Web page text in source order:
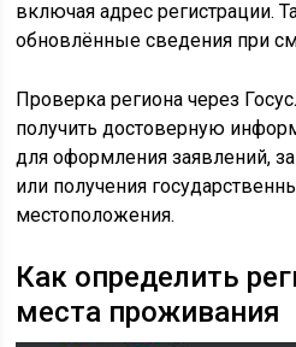
включая адрес регистрации.
обновлённые сведения при
Проверка региона через
получить достоверную
для оформления заявлений,
или получения
местоположения.
Как определить
места проживания